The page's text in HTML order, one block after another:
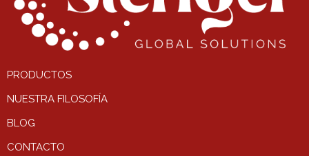
PRODUCTOS
NUESTRA FILOSOFÍA
BLOG
CONTACTO